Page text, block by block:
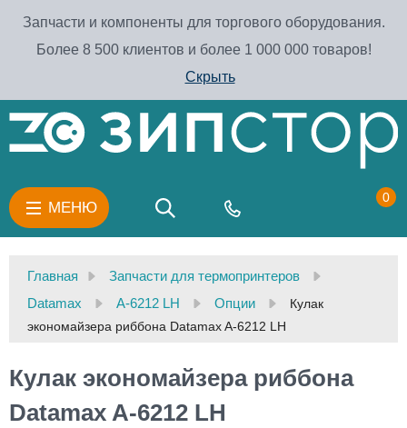
Запчасти и компоненты для торгового оборудования.
Более 8 500 клиентов и более 1 000 000 товаров!
Скрыть
МЕНЮ
0
Главная
Запчасти для термопринтеров
Datamax
A-6212 LH Опции
Кулак
экономайзера риббона Datamax A-6212 LH
Кулак экономайзера риббона
Datamax A-6212 LH